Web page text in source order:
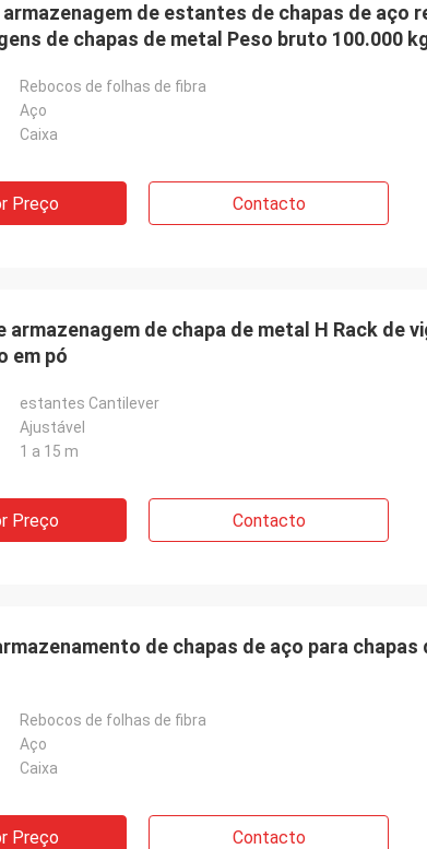
de estantes de chapas de aço
de chapas de metal Peso bruto 100.000
Rebocos de folhas de fibra
Aço
Caixa
Preço Contacto
armazenagem de chapa de metal H Rack de
em pó
estantes Cantilever
Ajustável
1 a 15 m
Preço Contacto
de chapas de aço para chapas
Rebocos de folhas de fibra
Aço
Caixa
Preço Contacto